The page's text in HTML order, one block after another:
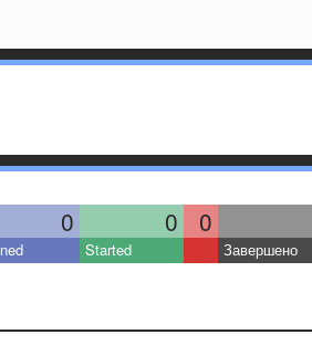
0 0 0
Started Завершено